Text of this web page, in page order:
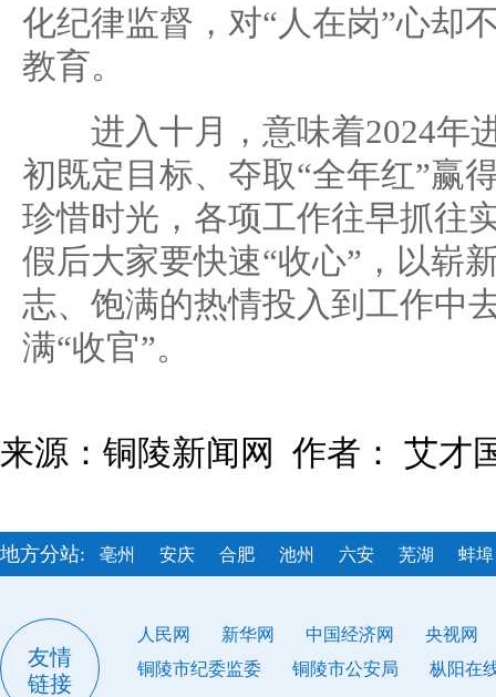
化纪律监督，对“人在岗”心却
教育。
进入十月，意味着2024年
初既定目标、夺取“全年红”赢
珍惜时光，各项工作往早抓往
假后大家要快速“收心”，以崭
志、饱满的热情投入到工作中
满“收官”。
来源：铜陵新闻网 作者： 艾才
地方分站: 亳州 安庆 合肥 池州 六安 芜湖 蚌埠
友情
链接
人民网 新华网 中国经济网
央视网
铜陵市纪委监委
铜陵市公安局 枞阳在